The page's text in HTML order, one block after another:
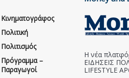
Κινηματογράφος
Πολιτική
Πολιτισμός
Πρόγραμμα –
Παραγωγοί
Η νέα
ΕΙΔΗΣΕΙΣ
LIFESTYLE